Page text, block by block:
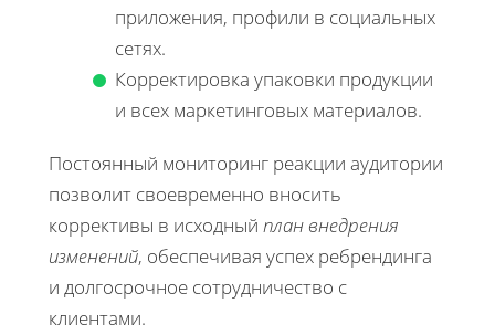
приложения, профили в социальных
сетях.
Корректировка упаковки продукции
и всех маркетинговых материалов.
Постоянный мониторинг реакции аудитории
позволит своевременно вносить
коррективы в исходный план внедрения
изменений, обеспечивая успех ребрендинга
и долгосрочное сотрудничество с
клиентами.